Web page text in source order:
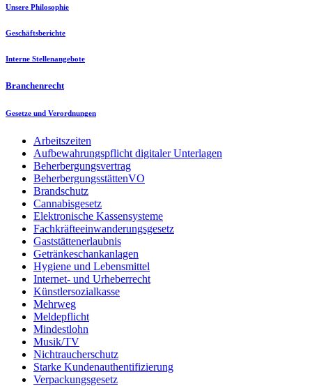
Unsere Philosophie
Geschäftsberichte
Interne Stellenangebote
Branchenrecht
Gesetze und Verordnungen
Arbeitszeiten
Aufbewahrungspflicht digitaler Unterlagen
Beherbergungsvertrag
BeherbergungsstättenVO
Brandschutz
Cannabisgesetz
Elektronische Kassensysteme
Fachkräfteeinwanderungsgesetz
Gaststättenerlaubnis
Getränkeschankanlagen
Hygiene und Lebensmittel
Internet- und Urheberrecht
Künstlersozialkasse
Mehrweg
Meldepflicht
Mindestlohn
Musik/TV
Nichtraucherschutz
Starke Kundenauthentifizierung
Verpackungsgesetz